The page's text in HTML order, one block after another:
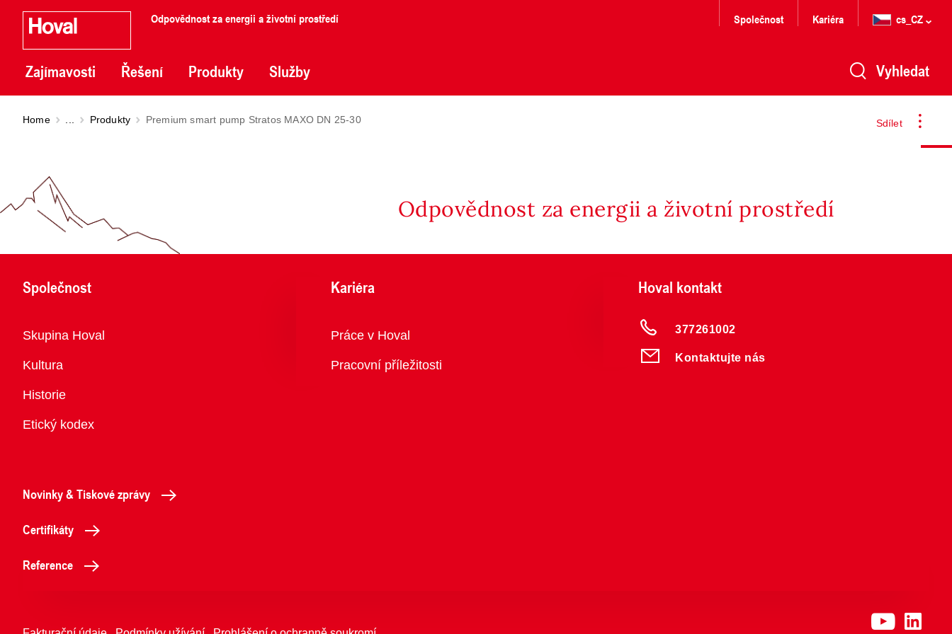
Odpovědnost za energii a životní prostředí
Zajímavosti Řešení Produkty Služby
Společnost Kariéra cs_CZ
Vyhledat
Sdílet
Home Produkty Premium smart pump Stratos MAXO DN 25-30
Odpovědnost za energii a životní prostředí
Společnost
Přehled
Skupina Hoval
Kultura
Historie
Etický kodex
Kariéra
Přehled
Práce v Hoval
Pracovní příležitosti
Hoval kontakt
377261002
Kontaktujte nás
Novinky & Tiskové zprávy
Certifikáty
Reference